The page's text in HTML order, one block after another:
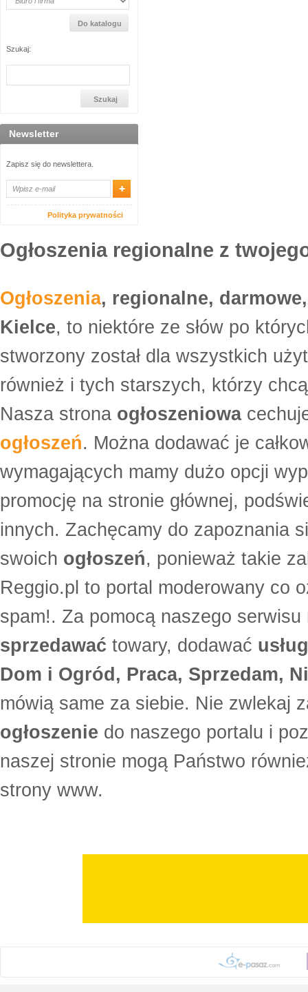
Szukaj:
Newsletter
Zapisz się do newslettera.
Polityka prywatności
Ogłoszenia regionalne z
Ogłoszenia, regionalne,
Kielce, to niektóre ze słów po
stworzony został dla wszystkich
również i tych starszych, którzy
Nasza strona ogłoszeniowa
ogłoszeń. Można dodawać je
wymagających mamy dużo opcji
promocję na stronie głównej,
innych. Zachęcamy do zapoznania
swoich ogłoszeń, ponieważ takie
Reggio.pl to portal moderowany co
spam!. Za pomocą naszego
sprzedawać towary, dodawać
Dom i Ogród, Praca, Sprzedam,
mówią same za siebie. Nie zwlekaj
ogłoszenie do naszego portalu i
naszej stronie mogą Państwo
strony www.